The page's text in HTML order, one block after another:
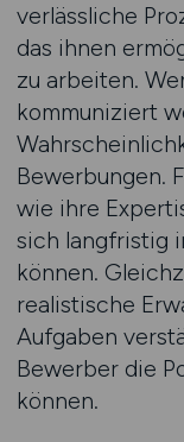
verlässliche
das ihnen
zu arbeiten.
kommuniziert
Bewerbungen.
wie ihre
sich langfristig
können.
realistische
Aufgaben
Bewerber die
können.